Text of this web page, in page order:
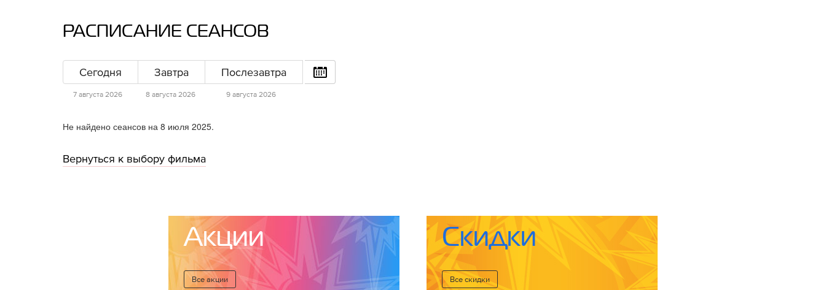
РАСПИСАНИЕ СЕАНСОВ
Сегодня
7 августа 2026
Завтра
8 августа 2026
Послезавтра
9 августа 2026
Не найдено сеансов на 8 июля 2025.
Вернуться к выбору фильма
Акции
Все акции
Скидки
Все cкидки